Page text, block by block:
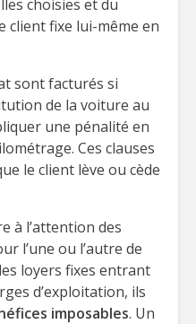
choisies et du
fixe lui-même en
sont facturés si
de la voiture au
une pénalité en
Ces clauses
le client lève ou cède
à l’attention des
l’une ou l’autre de
loyers fixes entrant
d’exploitation, ils
imposables. Un